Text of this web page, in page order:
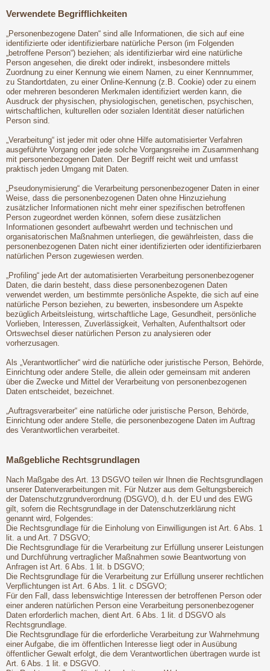
Verwendete Begrifflichkeiten
„Personenbezogene Daten“ sind alle Informationen, die sich auf eine
identifizierte oder identifizierbare natürliche Person (im Folgenden
„betroffene Person“) beziehen; als identifizierbar wird eine natürliche
Person angesehen, die direkt oder indirekt, insbesondere mittels
Zuordnung zu einer Kennung wie einem Namen, zu einer Kennnummer,
zu Standortdaten, zu einer Online-Kennung (z.B. Cookie) oder zu einem
oder mehreren besonderen Merkmalen identifiziert werden kann, die
Ausdruck der physischen, physiologischen, genetischen, psychischen,
wirtschaftlichen, kulturellen oder sozialen Identität dieser natürlichen
Person sind.
„Verarbeitung“ ist jeder mit oder ohne Hilfe automatisierter Verfahren
ausgeführte Vorgang oder jede solche Vorgangsreihe im Zusammenhang
mit personenbezogenen Daten. Der Begriff reicht weit und umfasst
praktisch jeden Umgang mit Daten.
„Pseudonymisierung“ die Verarbeitung personenbezogener Daten in einer
Weise, dass die personenbezogenen Daten ohne Hinzuziehung
zusätzlicher Informationen nicht mehr einer spezifischen betroffenen
Person zugeordnet werden können, sofern diese zusätzlichen
Informationen gesondert aufbewahrt werden und technischen und
organisatorischen Maßnahmen unterliegen, die gewährleisten, dass die
personenbezogenen Daten nicht einer identifizierten oder identifizierbaren
natürlichen Person zugewiesen werden.
„Profiling“ jede Art der automatisierten Verarbeitung personenbezogener
Daten, die darin besteht, dass diese personenbezogenen Daten
verwendet werden, um bestimmte persönliche Aspekte, die sich auf eine
natürliche Person beziehen, zu bewerten, insbesondere um Aspekte
bezüglich Arbeitsleistung, wirtschaftliche Lage, Gesundheit, persönliche
Vorlieben, Interessen, Zuverlässigkeit, Verhalten, Aufenthaltsort oder
Ortswechsel dieser natürlichen Person zu analysieren oder
vorherzusagen.
Als „Verantwortlicher“ wird die natürliche oder juristische Person, Behörde,
Einrichtung oder andere Stelle, die allein oder gemeinsam mit anderen
über die Zwecke und Mittel der Verarbeitung von personenbezogenen
Daten entscheidet, bezeichnet.
„Auftragsverarbeiter“ eine natürliche oder juristische Person, Behörde,
Einrichtung oder andere Stelle, die personenbezogene Daten im Auftrag
des Verantwortlichen verarbeitet.
Maßgebliche Rechtsgrundlagen
Nach Maßgabe des Art. 13 DSGVO teilen wir Ihnen die Rechtsgrundlagen
unserer Datenverarbeitungen mit. Für Nutzer aus dem Geltungsbereich
der Datenschutzgrundverordnung (DSGVO), d.h. der EU und des EWG
gilt, sofern die Rechtsgrundlage in der Datenschutzerklärung nicht
genannt wird, Folgendes:
Die Rechtsgrundlage für die Einholung von Einwilligungen ist Art. 6 Abs. 1
lit. a und Art. 7 DSGVO;
Die Rechtsgrundlage für die Verarbeitung zur Erfüllung unserer Leistungen
und Durchführung vertraglicher Maßnahmen sowie Beantwortung von
Anfragen ist Art. 6 Abs. 1 lit. b DSGVO;
Die Rechtsgrundlage für die Verarbeitung zur Erfüllung unserer rechtlichen
Verpflichtungen ist Art. 6 Abs. 1 lit. c DSGVO;
Für den Fall, dass lebenswichtige Interessen der betroffenen Person oder
einer anderen natürlichen Person eine Verarbeitung personenbezogener
Daten erforderlich machen, dient Art. 6 Abs. 1 lit. d DSGVO als
Rechtsgrundlage.
Die Rechtsgrundlage für die erforderliche Verarbeitung zur Wahrnehmung
einer Aufgabe, die im öffentlichen Interesse liegt oder in Ausübung
öffentlicher Gewalt erfolgt, die dem Verantwortlichen übertragen wurde ist
Art. 6 Abs. 1 lit. e DSGVO.